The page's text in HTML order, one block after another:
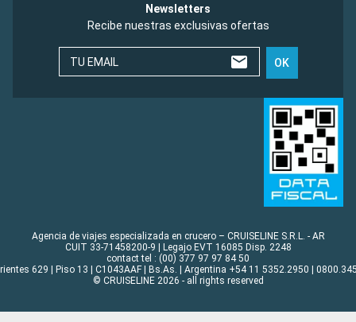
Newsletters
Recibe nuestras exclusivas ofertas
TU EMAIL OK
Agencia de viajes especializada en crucero – CRUISELINE S.R.L. - AR
CUIT 33-71458200-9 | Legajo EVT 16085 Disp. 2248
contact tel : (00) 377 97 97 84 50
629 | Piso 13 | C1043AAF | Bs.As. | Argentina +54 11 5352.2950 |
© CRUISELINE 2026 - all rights reserved